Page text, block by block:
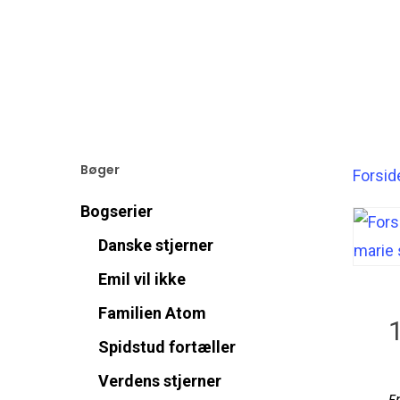
Bøger
Bogserier
Danske stjerner
Emil vil ikke
Familien Atom
Spidstud fortæller
Verdens stjerner